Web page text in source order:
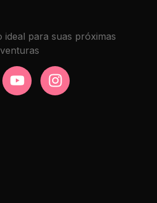
ideal para suas próximas